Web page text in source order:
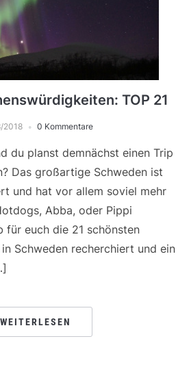
TOP 21
2018 0 Kommentare
du planst demnächst einen Trip
Das großartige Schweden ist
und hat vor allem soviel mehr
Abba, oder Pippi
für euch die 21 schönsten
Schweden recherchiert und ein
WEITERLESEN